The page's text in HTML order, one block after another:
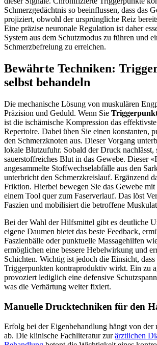
Schmerzgedächtnis so beeinflussen, dass das
projiziert, obwohl der ursprüngliche Reiz
Eine präzise neuronale Regulation ist daher
System aus dem Schutzmodus zu führen und
Schmerzbefreiung zu erreichen.
Bewährte Techniken:
selbst behandeln
Die mechanische Lösung von muskulären
Präzision und Geduld. Wenn Sie
ist die ischämische Kompression das
Repertoire. Dabei üben Sie einen konstanten,
den Schmerzknoten aus. Dieser Vorgang
lokale Blutzufuhr. Sobald der Druck nachlässt,
sauerstoffreiches Blut in das Gewebe. Dieser
angesammelte Stoffwechselabfälle aus den
unterbricht den Schmerzkreislauf. Ergänzend
Friktion. Hierbei bewegen Sie das Gewebe
einem Tool quer zum Faserverlauf. Das löst
Faszien und mobilisiert die betroffene
Bei der Wahl der Hilfsmittel gibt es deutliche
eigene Daumen bietet das beste Feedback,
Faszienbälle oder punktuelle Massagehilfen
ermöglichen eine bessere Hebelwirkung und
Schichten. Wichtig ist jedoch die Einsicht,
Triggerpunkten kontraproduktiv wirkt. Ein zu
provoziert lediglich eine defensive
was die Verhärtung weiter fixiert.
Manuelle Drucktechniken für den
Erfolg bei der Eigenbehandlung hängt von der
ab. Die klinische Fachliteratur zurärztlichen